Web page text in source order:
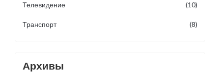
Телевидение (10)
Транспорт (8)
Архивы